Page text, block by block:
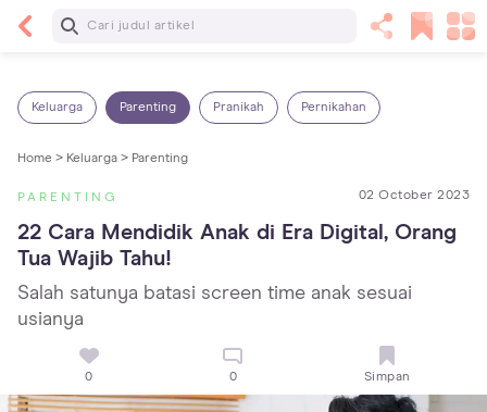
Baca Selanjutnya
Keluarga Parenting Pranikah Pernikahan
Home > Keluarga > Parenting
PARENTING 02 October 2023
22 Cara Mendidik Anak di Era Digital, Orang
Tua Wajib Tahu!
Salah satunya batasi screen time anak sesuai
usianya
0 0 Simpan